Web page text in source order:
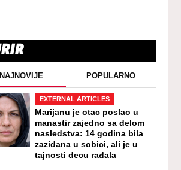
NAJNOVIJE POPULARNO
EXTERNAL ARTICLES
Marijanu je otac poslao u
manastir zajedno sa delom
nasledstva: 14 godina bila
zazidana u sobici, ali je u
tajnosti decu rađala